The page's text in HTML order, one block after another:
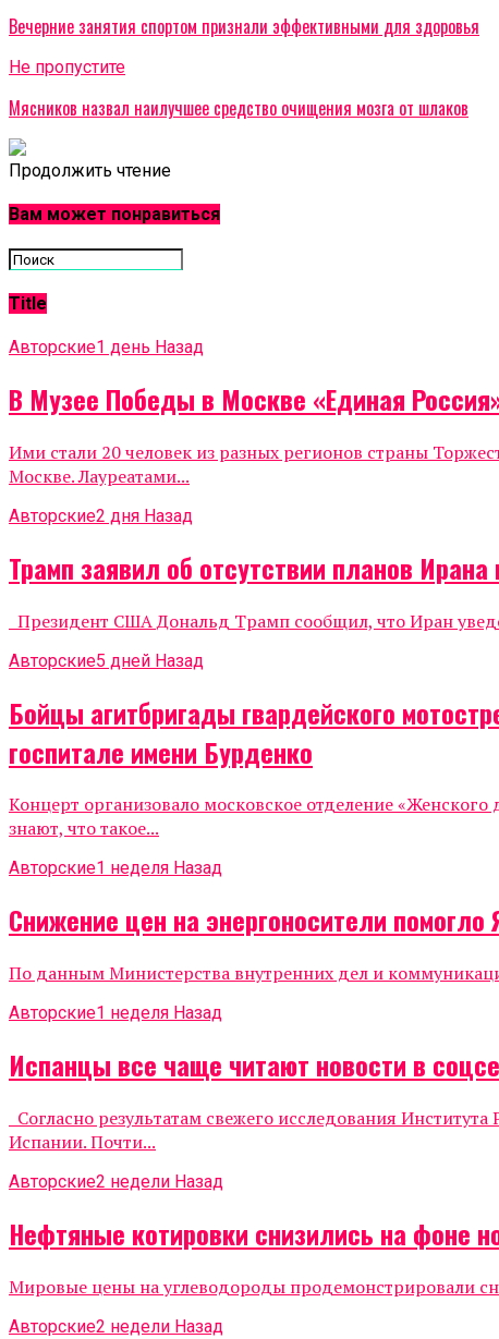
Вечерние занятия спортом признали эффективными для здоровья
Не пропустите
Мясников назвал наилучшее средство очищения мозга от шлаков
Продолжить чтение
Вам может понравиться
Title
Авторские1 день Назад
В Музее Победы в Москве «Единая
Ими стали 20 человек из разных регионов страны
Москве. Лауреатами...
Авторские2 дня Назад
Трамп заявил об отсутствии планов
Президент США Дональд Трамп сообщил, что Иран
Авторские5 дней Назад
Бойцы агитбригады гвардейского
госпитале имени Бурденко
Концерт организовало московское отделение
знают, что такое...
Авторские1 неделя Назад
Снижение цен на энергоносители
По данным Министерства внутренних дел и
Авторские1 неделя Назад
Испанцы все чаще читают новости в
Согласно результатам свежего исследования
Испании. Почти...
Авторские2 недели Назад
Нефтяные котировки снизились на фоне
Мировые цены на углеводороды продемонстрировали
Авторские2 недели Назад